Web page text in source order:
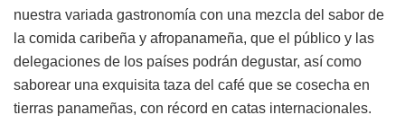
nuestra variada gastronomía con una mezcla del sabor de
la comida caribeña y afropanameña, que el público y las
delegaciones de los países podrán degustar, así como
saborear una exquisita taza del café que se cosecha en
tierras panameñas, con récord en catas internacionales.